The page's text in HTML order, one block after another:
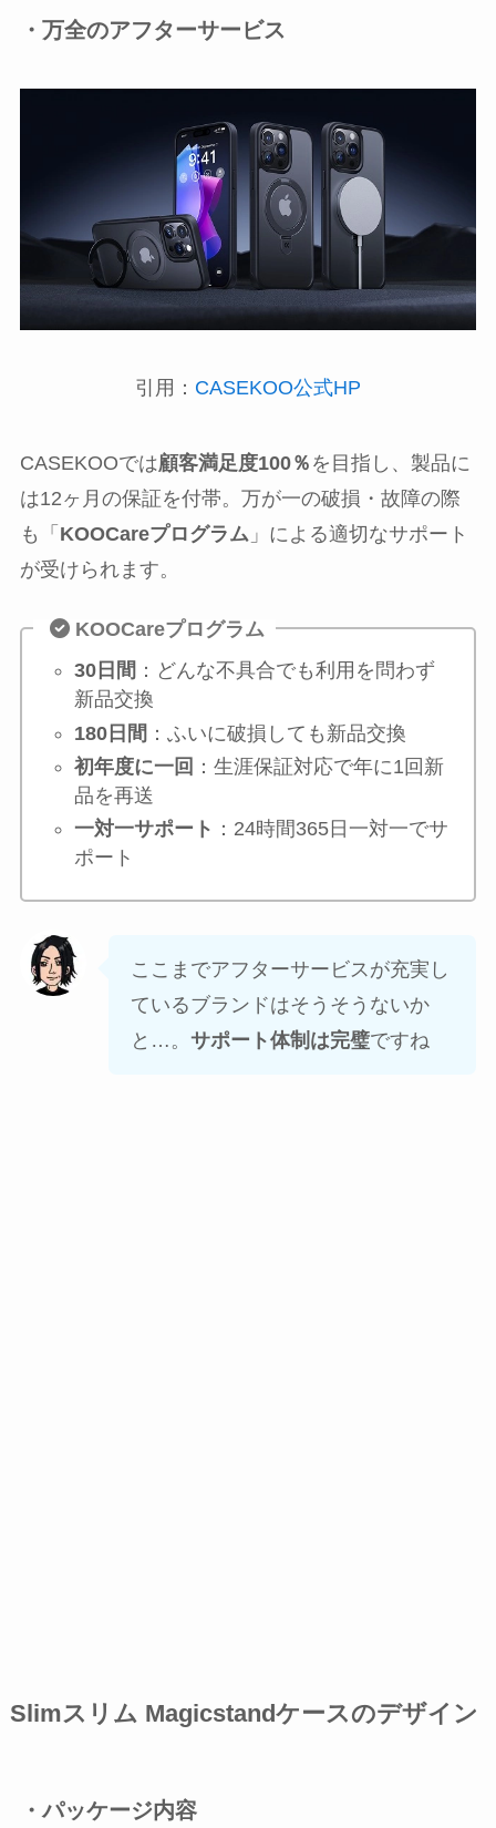
・万全のアフターサービス
引用： CASEKOO公式HP
CASEKOOでは顧客満足度100％ を目指し、製品に
は12ヶ月の保証を付帯。万が一の破損・故障の際
も「 KOOCareプログラム 」による適切なサポート
が受けられます。
KOOCareプログラム
30日間 ：どんな不具合でも利用を問わず
新品交換
180日間 ：ふいに破損しても新品交換
初年度に一回 ：生涯保証対応で年に1回新
品を再送
一対一サポート ：24時間365日一対一でサ
ポート
ここまでアフターサービスが充実し
ているブランドはそうそうないか
と…。 サポート体制は完璧ですね
Slimスリム Magicstandケースのデザイン
・パッケージ内容